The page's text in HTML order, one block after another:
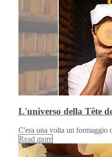
L'universo della Tête
C'era una volta un formaggio
Read more